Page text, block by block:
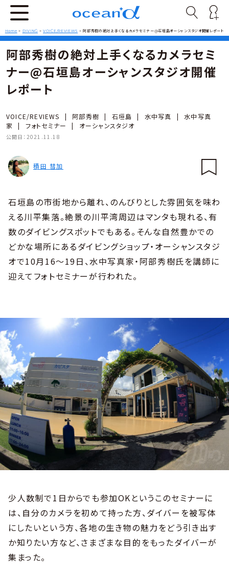
Home > DIVING >VOICE/REVIEWS >阿部秀樹の絶対上手くなるカメラセミナー@石垣島オーシャンスタジオ開催レポート
阿部秀樹の絶対上手くなるカメラセミ
ナー@石垣島オーシャンスタジオ開催
レポート
VOICE/REVIEWS | 阿部秀樹 | 石垣島 | 水中写真 |
水中写真
家
| フォトセミナー | オーシャンスタジオ
公開日： 2021.11.18
積田 彗加
石垣島の市街地から離れ、のんびりとした雰囲気を味わ
える川平集落。絶景の川平湾周辺はマンタも現れる、有
数のダイビングスポットでもある。そんな自然豊かでの
どかな場所にあるダイビングショップ・オーシャンスタジ
オで10月16〜19日、水中写真家・阿部秀樹氏を講師に
迎えてフォトセミナーが行われた。
少人数制で1日からでも参加OKというこのセミナーに
は、自分のカメラを初めて持った方、ダイバーを被写体
にしたいという方、各地の生き物の魅力をどう引き出す
か知りたい方など、さまざまな目的をもったダイバーが
集まった。